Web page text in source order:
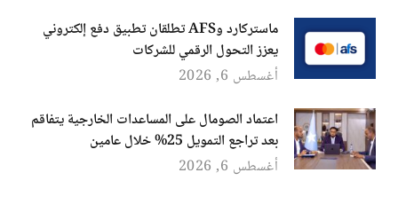
ماستركارد وAFS تطلقان تطبيق دفع إلكتروني
يعزز التحول الرقمي للشركات
أغسطس 6, 2026
اعتماد الصومال على المساعدات الخارجية يتفاقم
بعد تراجع التمويل 25% خلال عامين
أغسطس 6, 2026